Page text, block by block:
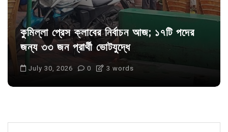
কুমিল্লা প্রেস ক্লাবের নির্বাচন আজ; ১৭টি পদের
জন্য ৩৩ জন প্রার্থী ভোটযুদ্ধে
July 30, 2026 0 3 words